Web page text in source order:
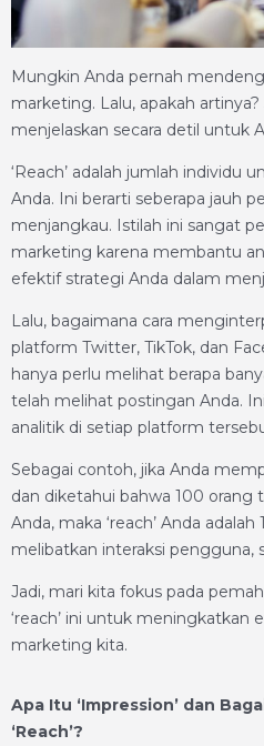
Mungkin Anda pernah
marketing. Lalu, apakah
menjelaskan secara detil untuk
‘Reach’ adalah jumlah individu
Anda. Ini berarti seberapa jauh
menjangkau. Istilah ini sangat
marketing karena membantu
efektif strategi Anda dalam
Lalu, bagaimana cara
platform Twitter, TikTok, dan
hanya perlu melihat berapa
telah melihat postingan Anda.
analitik di setiap platform
Sebagai contoh, jika Anda
dan diketahui bahwa 100 orang
Anda, maka ‘reach’ Anda adalah
melibatkan interaksi pengguna,
Jadi, mari kita fokus pada
‘reach’ ini untuk meningkatkan
marketing kita.
Apa Itu ‘Impression’ dan
‘Reach’?